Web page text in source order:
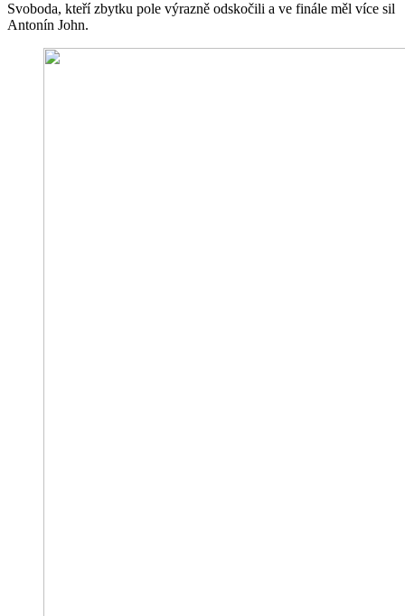
Svoboda, kteří zbytku pole výrazně odskočili a ve finále měl více sil
Antonín John.